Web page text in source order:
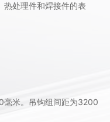
热处理件和焊接件的表
米。吊钩组间距为3200